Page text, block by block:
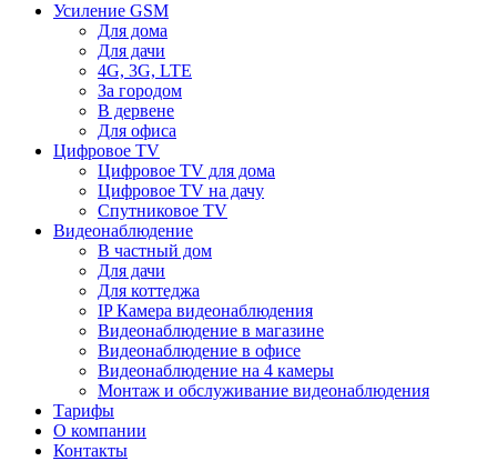
Усиление GSM
Для дома
Для дачи
4G, 3G, LTE
За городом
В дервене
Для офиса
Цифровое TV
Цифровое TV для дома
Цифровое TV на дачу
Спутниковое TV
Видеонаблюдение
В частный дом
Для дачи
Для коттеджа
IP Камера видеонаблюдения
Видеонаблюдение в магазине
Видеонаблюдение в офисе
Видеонаблюдение на 4 камеры
Монтаж и обслуживание видеонаблюдения
Тарифы
О компании
Контакты